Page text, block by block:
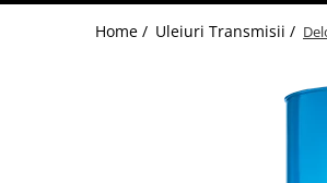
Uleiuri Motor Utilaje Agricole
Home / Uleiuri Transmisii /